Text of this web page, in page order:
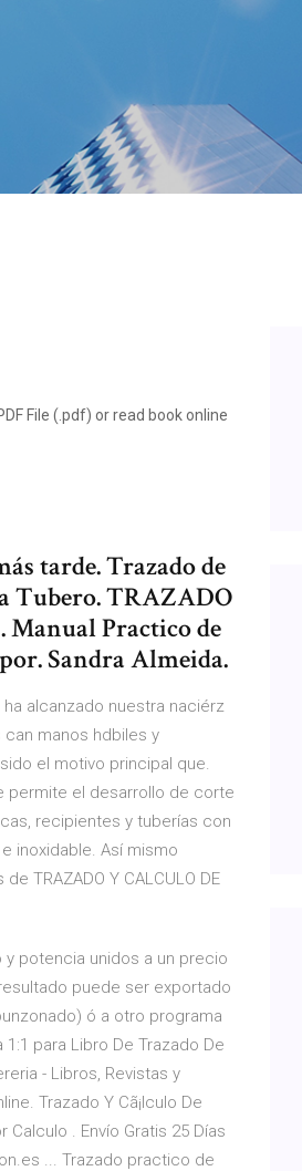
File (.pdf) or read book online
tarde. Trazado de
Tubero. TRAZADO
Manual Practico de
Sandra Almeida.
ha alcanzado nuestra naciérz
manos hdbiles y
el motivo principal que.
permite el desarrollo de corte
recipientes y tuberías con
inoxidable. Así mismo
TRAZADO Y CALCULO DE
y potencia unidos a un precio
puede ser exportado
ó a otro programa
para Libro De Trazado De
- Libros, Revistas y
Trazado Y Cã¡lculo De
Calculo . Envío Gratis 25 Días
... Trazado practico de